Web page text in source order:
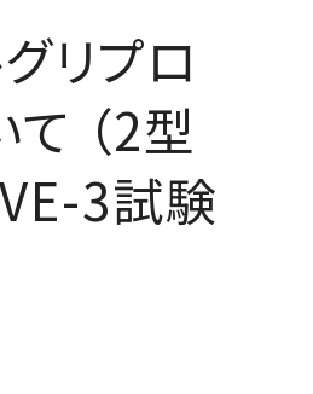
リプロ
（2型
3試験